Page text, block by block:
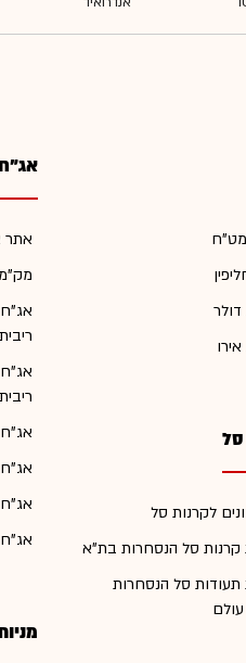
דולר
סל
לקרנות סל
קרנות סל הנסחרות בת"א
תעודות סל הנסחרות
אג"ח
אתר